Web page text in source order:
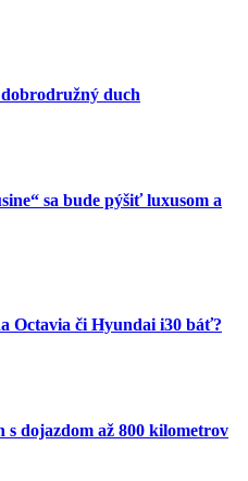
duch
sa bude pýšiť luxusom a
Octavia či Hyundai i30 báť?
dojazdom až 800 kilometrov